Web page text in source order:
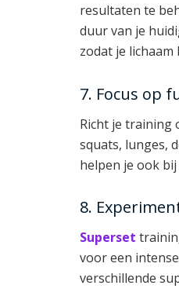
resultaten te
duur van je
zodat je
7. Focus op
Richt je training
squats, lunges,
helpen je ook
8.
Superset
voor een
verschillende